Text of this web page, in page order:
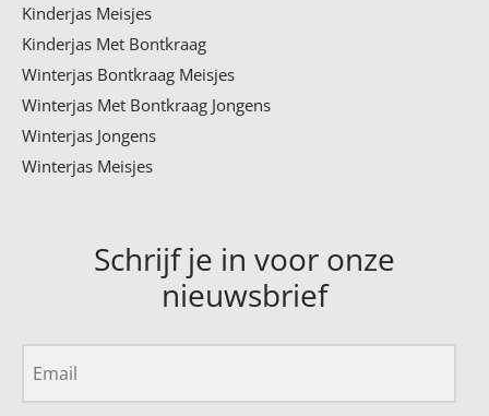
Kinderjas Meisjes
Kinderjas Met Bontkraag
Winterjas Bontkraag Meisjes
Winterjas Met Bontkraag Jongens
Winterjas Jongens
Winterjas Meisjes
Schrijf je in voor onze
nieuwsbrief